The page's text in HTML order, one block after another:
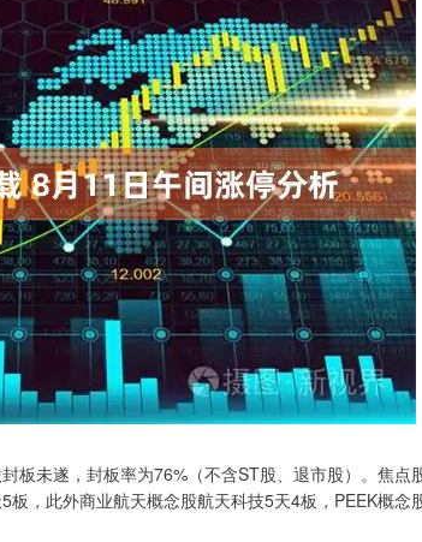
未遂，封板率为76%（不含ST股、退市股）。焦点
板，此外商业航天概念股航天科技5天4板，PEEK概念